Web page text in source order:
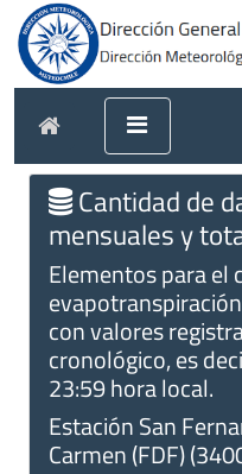
Cantidad de
mensuales y
Elementos para el
con valores
cronológico, es
23:59 hora local.
Estación San
Carmen (FDF)